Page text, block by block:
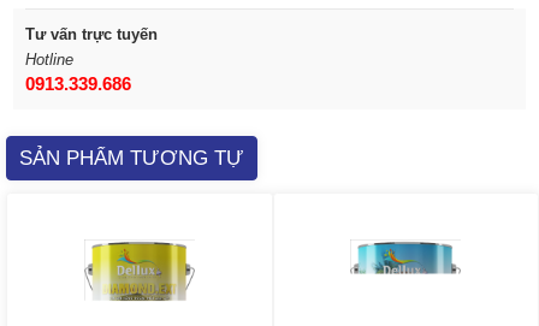
Tư vấn trực tuyến
Hotline
0913.339.686
SẢN PHẨM TƯƠNG TỰ